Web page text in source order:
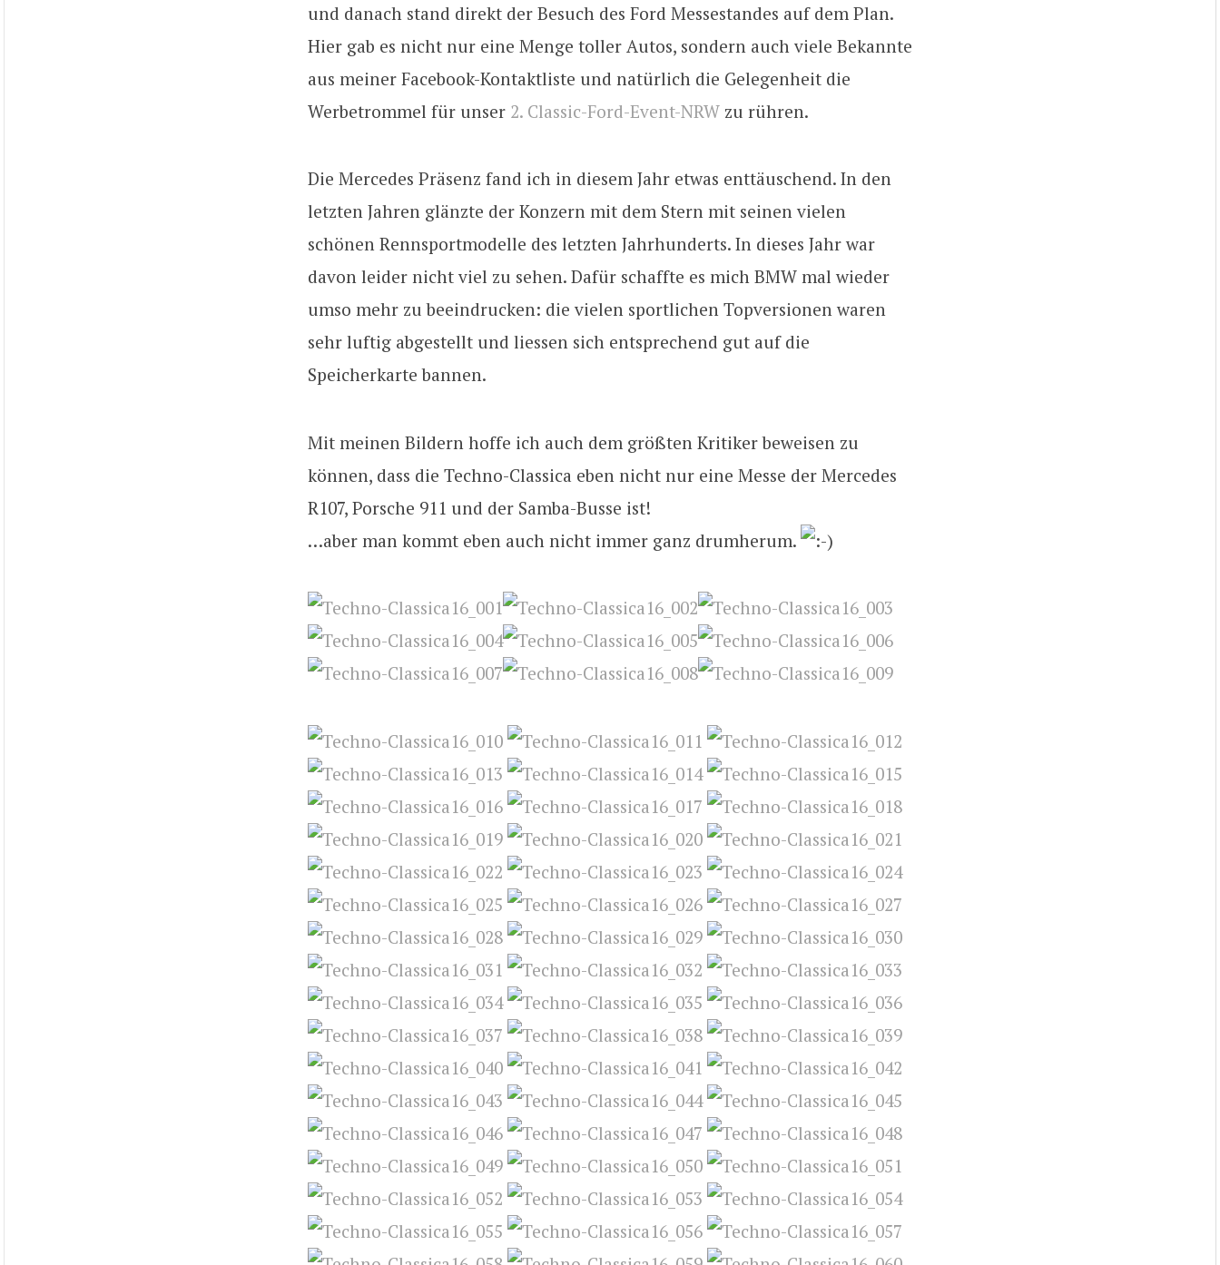
und danach stand direkt der Besuch des Ford Messestandes auf dem Plan.
Hier gab es nicht nur eine Menge toller Autos, sondern auch viele Bekannte
aus meiner Facebook-Kontaktliste und natürlich die Gelegenheit die
Werbetrommel für unser 2. Classic-Ford-Event-NRW zu rühren.
Die Mercedes Präsenz fand ich in diesem Jahr etwas enttäuschend. In den
letzten Jahren glänzte der Konzern mit dem Stern mit seinen vielen
schönen Rennsportmodelle des letzten Jahrhunderts. In dieses Jahr war
davon leider nicht viel zu sehen. Dafür schaffte es mich BMW mal wieder
umso mehr zu beeindrucken: die vielen sportlichen Topversionen waren
sehr luftig abgestellt und liessen sich entsprechend gut auf die
Speicherkarte bannen.
Mit meinen Bildern hoffe ich auch dem größten Kritiker beweisen zu
können, dass die Techno-Classica eben nicht nur eine Messe der Mercedes
R107, Porsche 911 und der Samba-Busse ist!
…aber man kommt eben auch nicht immer ganz drumherum.